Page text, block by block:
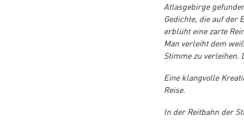
Atlasgebirge
Gedichte, die auf der
erblüht eine zarte
Man verleiht dem
Stimme zu verleihen.
Eine klangvolle
Reise.
In der Reitbahn der